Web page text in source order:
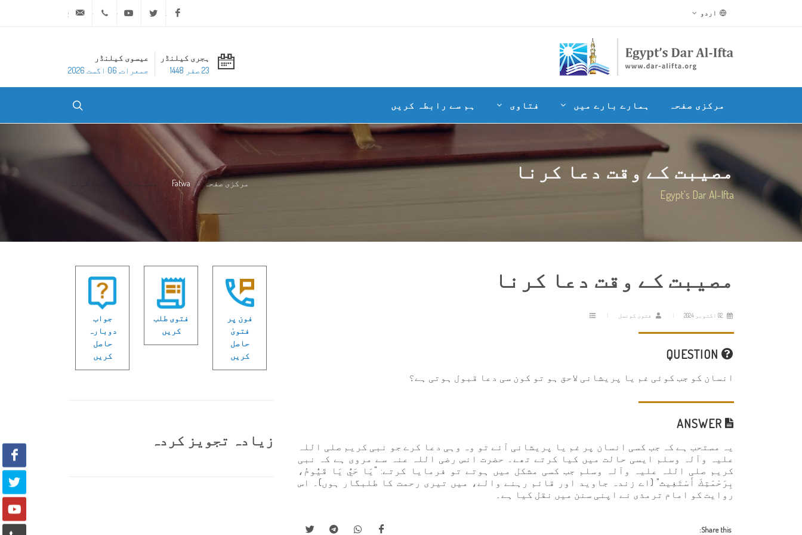
اردو Facebook
Twitter
Youtube
ہجری کیلنڈر
23 صفر 1448
عیسوی کیلنڈر
جمعرات, 06 اگست 2026
مرکزی صفحہ ہمارے بارے میں فتاوی ہم سے رابطہ کریں
مصیبت کے وقت دعا کرنا
Egypt's Dar Al-Ifta
مرکزی صفحہ Fatwa مصیبت کے وقت دعا کرنا
مصیبت کے وقت دعا کرنا
فتویٰ کونسل
انسان کو جب کوئی غم یا پریشانی لاحق ہو تو کون سی دعا قبول ہوتی ہے؟
یہ مستحب ہے کہ جب کسی انسان پر غم یا پریشانی آئے تو وہ وہی دعا کرے جو نبی کریم صلی اللہ
علیہ وآلہ وسلم ایسی حالت میں کیا کرتے تھے۔ حضرت انس رضی اللہ عنہ سے مروی ہے کہ نبی
کریم صلی اللہ علیہ وآلہ وسلم جب کسی مشکل میں ہوتے تو فرمایا کرتے: "يَا حَيُّ يَا قَيُّومُ،
بِرَحْمَتِكَ أَسْتَغِيث" (اے زندہ جاوید اور قائم رہنے والے، میں تیری رحمت کا طلبگار ہوں)۔ اس
روایت کو امام ترمذی نے اپنی سنن میں نقل کیا ہے۔
Share this:
فون پر
فتویٰ
حاصل
کریں
فتوی طلب
کریں
جواب
دوبارہ
حاصل
کریں
زیادہ تجویز کردہ